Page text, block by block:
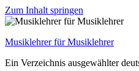
Zum Inhalt springen
Musiklehrer für Musiklehrer
Ein Verzeichnis ausgewählter